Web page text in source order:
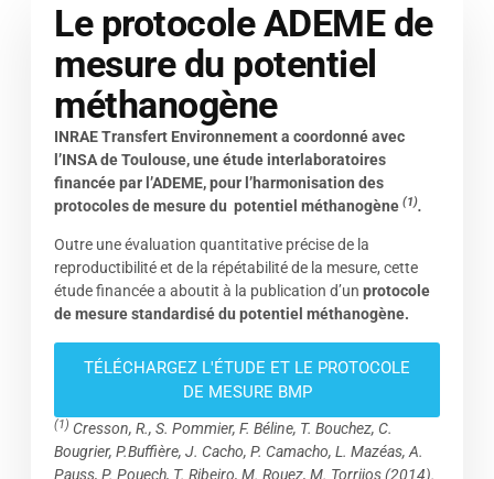
Le protocole ADEME de
mesure du potentiel
méthanogène
INRAE Transfert Environnement a coordonné avec
l’INSA de Toulouse, une étude interlaboratoires
financée par l’ADEME, pour l’harmonisation des
protocoles de mesure du potentiel méthanogène (1).
Outre une évaluation quantitative précise de la
reproductibilité et de la répétabilité de la mesure, cette
étude financée a aboutit à la publication d’un protocole
de mesure standardisé du potentiel méthanogène.
TÉLÉCHARGEZ L'ÉTUDE ET LE PROTOCOLE
DE MESURE BMP
(1) Cresson, R., S. Pommier, F. Béline, T. Bouchez, C.
Bougrier, P.Buffière, J. Cacho, P. Camacho, L. Mazéas, A.
Pauss, P. Pouech, T. Ribeiro, M. Rouez, M. Torrijos (2014).